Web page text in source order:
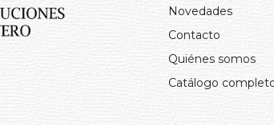
Novedades
Contacto
Quiénes somos
Catálogo